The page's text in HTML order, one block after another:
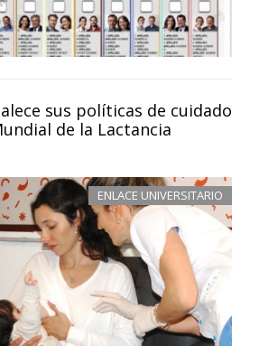
sus políticas de cuidado
de la Lactancia
ENLACE UNIVERSITARIO